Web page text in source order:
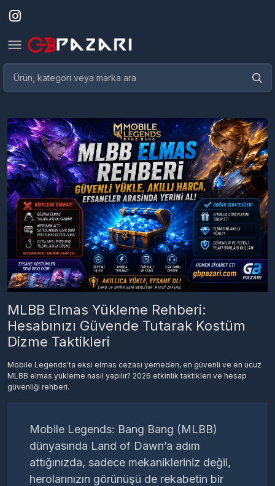
MLBB Elmas Yükleme Rehberi:
Hesabınızı Güvende Tutarak Kostüm
Dizme Taktikleri
Mobile Legends'ta eksi elmas cezası yemeden, en güvenli ve en ucuz
MLBB elmas yükleme nasıl yapılır? 2026 etkinlik taktikleri ve hesap
güvenliği rehberi.
Mobile Legends: Bang Bang (MLBB)
dünyasında Land of Dawn’a adım
attığınızda, sadece mekanikleriniz değil,
herolarınızın görünüşü de rekabetin bir